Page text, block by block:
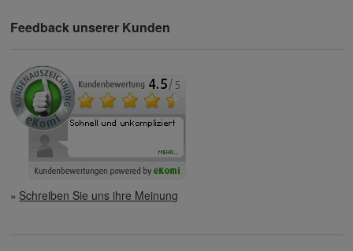
Feedback unserer Kunden
Schreiben Sie uns ihre Meinung